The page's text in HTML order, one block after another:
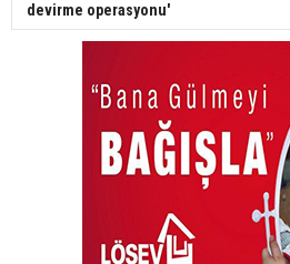
devirme operasyonu'